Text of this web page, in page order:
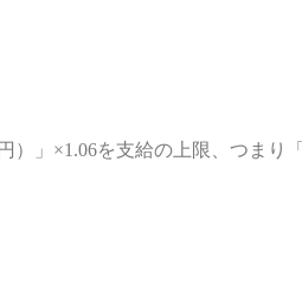
」×1.06を支給の上限、つまり